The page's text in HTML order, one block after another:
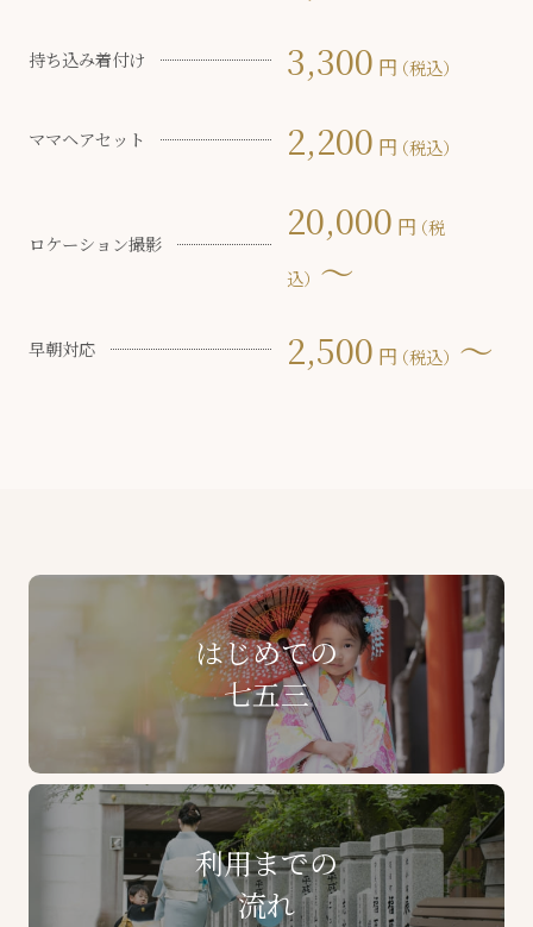
持ち込み着付け 3,300 円（税込）
ママヘアセット 2,200 円（税込）
ロケーション撮影
20,000 円（税
込） 〜
早朝対応 2,500 円（税込） 〜
はじめての
七五三
利用までの
流れ